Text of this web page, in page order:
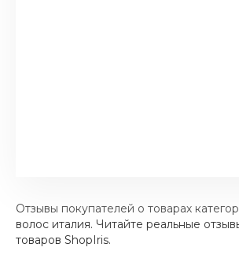
Отзывы покупателей о товарах
волос италия. Читайте реальные
товаров ShopIris.